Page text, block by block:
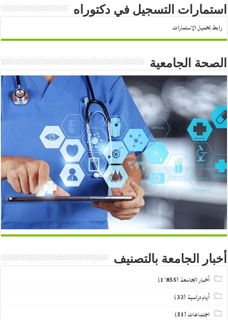
استمارات التسجيل في دكتوراه
رابط تحميل الاستمارات
الصحة الجامعية
أخبار الجامعة بالتصنيف
أخبار الجامعة (1٬855)
أيام دراسية (32)
اجتماعات(51)